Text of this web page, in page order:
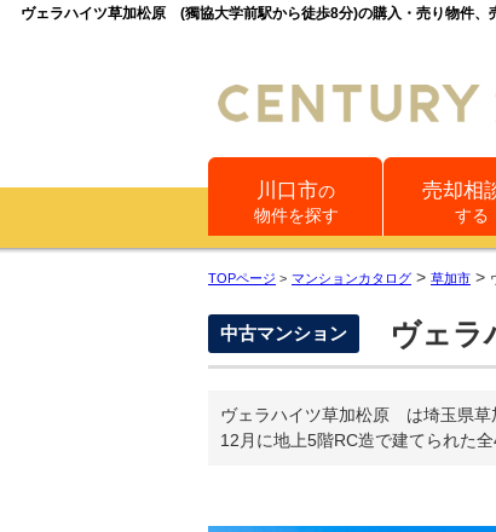
ヴェラハイツ草加松原 (獨協大学前駅から徒歩8分)の購入・売り物件
川口市の
物件を探す
売却相
する
TOPページ > マンションカタログ > 草加市 >
中古マンション ヴェラ
ヴェラハイツ草加松原 は埼玉県草
12月に地上5階RC造で建てられた全